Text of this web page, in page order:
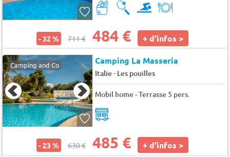
- 32 % 711 € 484 € + d'infos >
Camping and Co Camping La Masseria
Italie- Les pouilles
Mobil home - Terrasse 5 pers.
- 23 % 630 € 485 € + d'infos >